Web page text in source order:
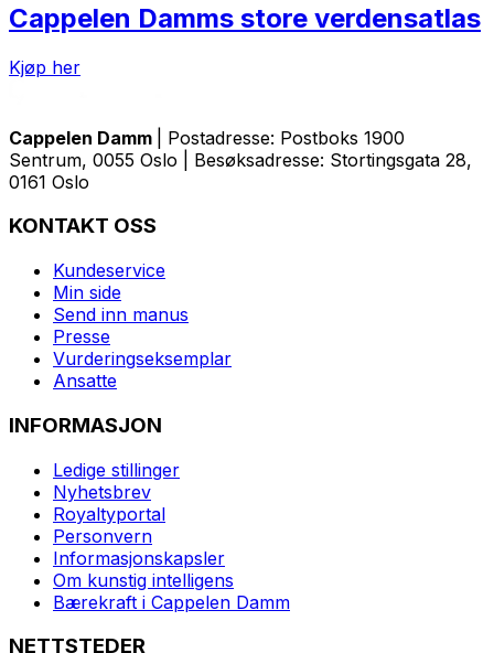
Cappelen Damms store verdensatlas
Kjøp her
Cappelen Damm
| Postadresse: Postboks 1900
Sentrum, 0055 Oslo | Besøksadresse: Stortingsgata 28,
0161 Oslo
KONTAKT OSS
Kundeservice
Min side
Send inn manus
Presse
Vurderingseksemplar
Ansatte
INFORMASJON
Ledige stillinger
Nyhetsbrev
Royaltyportal
Personvern
Informasjonskapsler
Om kunstig intelligens
Bærekraft i Cappelen Damm
NETTSTEDER